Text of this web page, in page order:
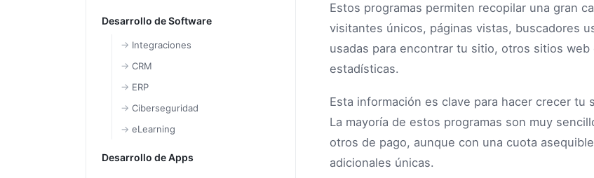
Desarrollo de Software
Integraciones
CRM
ERP
Ciberseguridad
eLearning
Desarrollo de Apps
Estos programas permiten recopilar una gran
visitantes únicos, páginas vistas, buscadores
usadas para encontrar tu sitio, otros sitios
estadísticas.
Esta información es clave para hacer crecer
La mayoría de estos programas son muy
otros de pago, aunque con una cuota
adicionales únicas.